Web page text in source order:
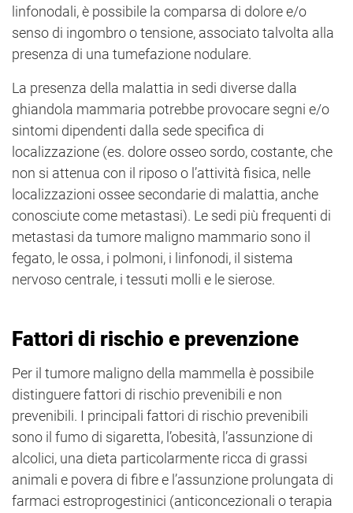
linfonodali, è possibile la comparsa di dolore e/o
senso di ingombro o tensione, associato talvolta alla
presenza di una tumefazione nodulare.
La presenza della malattia in sedi diverse dalla
ghiandola mammaria potrebbe provocare segni e/o
sintomi dipendenti dalla sede specifica di
localizzazione (es. dolore osseo sordo, costante, che
non si attenua con il riposo o l’attività fisica, nelle
localizzazioni ossee secondarie di malattia, anche
conosciute come metastasi). Le sedi più frequenti di
metastasi da tumore maligno mammario sono il
fegato, le ossa, i polmoni, i linfonodi, il sistema
nervoso centrale, i tessuti molli e le sierose.
Fattori di rischio e prevenzione
Per il tumore maligno della mammella è possibile
distinguere fattori di rischio prevenibili e non
prevenibili. I principali fattori di rischio prevenibili
sono il fumo di sigaretta, l’obesità, l’assunzione di
alcolici, una dieta particolarmente ricca di grassi
animali e povera di fibre e l’assunzione prolungata di
farmaci estroprogestinici (anticoncezionali o terapia